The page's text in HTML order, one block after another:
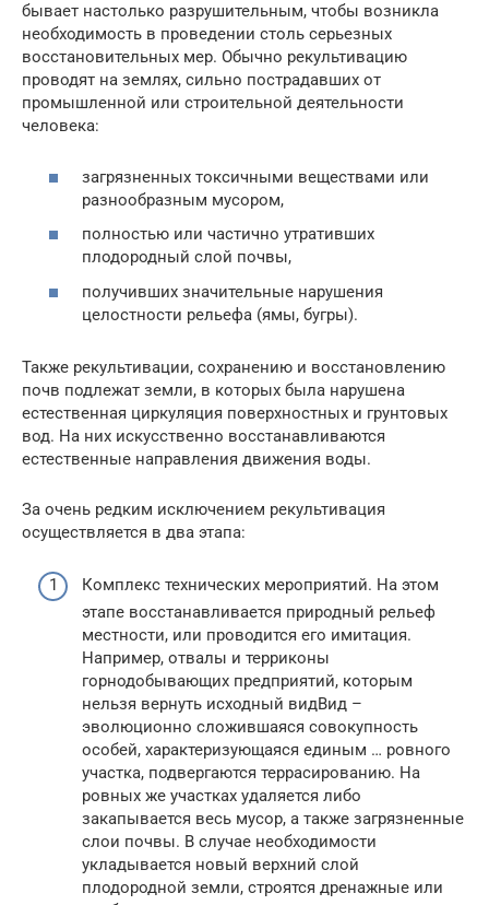
бывает настолько разрушительным, чтобы возникла
необходимость в проведении столь серьезных
восстановительных мер. Обычно рекультивацию
проводят на землях, сильно пострадавших от
промышленной или строительной деятельности
человека:
загрязненных токсичными веществами или
разнообразным мусором,
полностью или частично утративших
плодородный слой почвы,
получивших значительные нарушения
целостности рельефа (ямы, бугры).
Также рекультивации, сохранению и восстановлению
почв подлежат земли, в которых была нарушена
естественная циркуляция поверхностных и грунтовых
вод. На них искусственно восстанавливаются
естественные направления движения воды.
За очень редким исключением рекультивация
осуществляется в два этапа:
Комплекс технических мероприятий. На этом
этапе восстанавливается природный рельеф
местности, или проводится его имитация.
Например, отвалы и терриконы
горнодобывающих предприятий, которым
нельзя вернуть исходный видВид –
эволюционно сложившаяся совокупность
особей, характеризующаяся единым … ровного
участка, подвергаются террасированию. На
ровных же участках удаляется либо
закапывается весь мусор, а также загрязненные
слои почвы. В случае необходимости
укладывается новый верхний слой
плодородной земли, строятся дренажные или